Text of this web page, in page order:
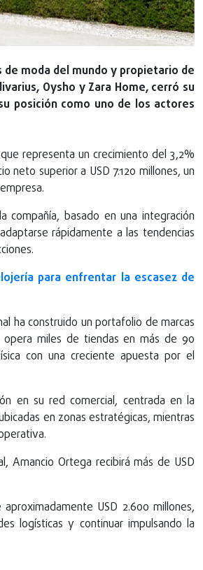
moda del mundo y propietario de
Oysho y Zara Home, cerró su
posición como uno de los actores
representa un crecimiento del 3,2%
neto superior a USD 7.120 millones, un
basado en una integración
rápidamente a las tendencias
para enfrentar la escasez de
ha construido un portafolio de marcas
opera miles de tiendas en más de 90
con una creciente apuesta por el
en su red comercial, centrada en la
en zonas estratégicas, mientras
Amancio Ortega recibirá más de USD
USD 2.600 millones,
logísticas y continuar impulsando la